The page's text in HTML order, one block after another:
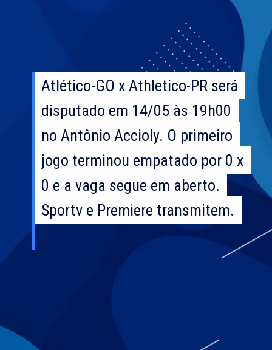
Atlético-GO x Athletico-PR será
disputado em 14/05 às 19h00
no Antônio Accioly. O primeiro
jogo terminou empatado por 0 x
0 e a vaga segue em aberto.
Sportv e Premiere transmitem.
Atlético-GO x Athletico-PR será
disputado em 14/05 às 19h00
no Antônio Accioly. O primeiro
jogo terminou empatado por 0 x
0 e a vaga segue em aberto.
Sportv e Premiere transmitem.